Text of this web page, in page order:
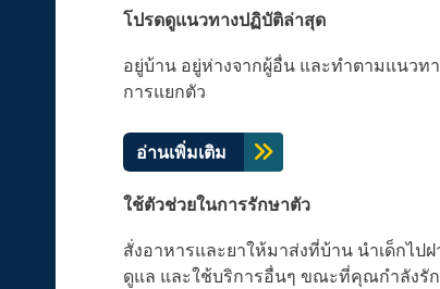
โปรดดูแนวทางปฏิบัติล่าสุด
อยู่บ้าน อยู่ห่างจากผู้อื่น และทำตามแนวท
การแยกตัว
อ่านเพิ่มเติม
ใช้ตัวช่วยในการรักษาตัว
สั่งอาหารและยาให้มาส่งที่บ้าน นำเด็กไป
ดูแล และใช้บริการอื่นๆ ขณะที่คุณกำลังรั